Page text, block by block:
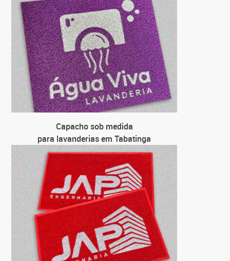
Capacho sob medida
para lavanderias em Tabatinga